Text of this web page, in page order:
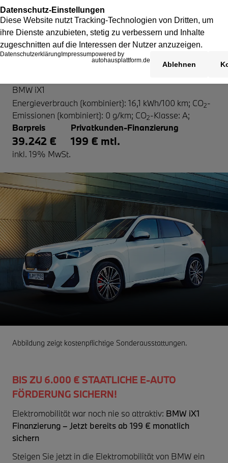
BMW iX1
Energieverbrauch (kombiniert): 16,1 kWh/100 km; CO2-
Emissionen (kombiniert): 0 g/km; CO2-Klasse: A;
Barpreis
39.242 €
inkl. 19% MwSt.
Privatkunden-Finanzierung
199 € mtl.
Abbildung zeigt kostenpflichtige Sonderausstattungen.
BIS ZU 6.000 € STAATLICHE E-AUTO
FÖRDERUNG SICHERN!
Elektromobilität war noch nie so attraktiv: BMW iX1
Finanzierung – Jetzt bereits ab 199 € monatlich
sichern
Steigen Sie jetzt in die Elektromobilität von BMW ein